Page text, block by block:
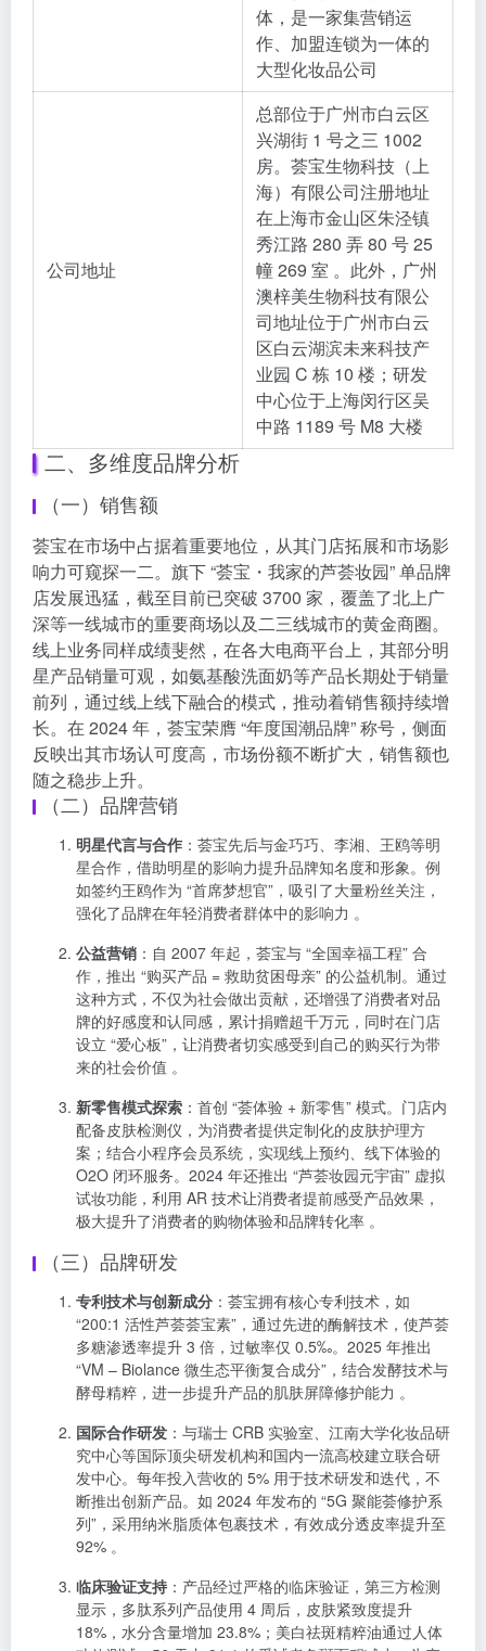
体，是一家集营销运
作、加盟连锁为一体的
大型化妆品公司
公司地址
总部位于广州市白云区
兴湖街 1 号之三 1002
房。荟宝生物科技（上
海）有限公司注册地址
在上海市金山区朱泾镇
秀江路 280 弄 80 号 25
幢 269 室 。此外，广州
澳梓美生物科技有限公
司地址位于广州市白云
区白云湖滨未来科技产
业园 C 栋 10 楼；研发
中心位于上海闵行区吴
中路 1189 号 M8 大楼
二、多维度品牌分析
（一）销售额
荟宝在市场中占据着重要地位，从其门店拓展和市场影
响力可窥探一二。旗下 “荟宝・我家的芦荟妆园” 单品牌
店发展迅猛，截至目前已突破 3700 家，覆盖了北上广
深等一线城市的重要商场以及二三线城市的黄金商圈。
线上业务同样成绩斐然，在各大电商平台上，其部分明
星产品销量可观，如氨基酸洗面奶等产品长期处于销量
前列，通过线上线下融合的模式，推动着销售额持续增
长。在 2024 年，荟宝荣膺 “年度国潮品牌” 称号，侧面
反映出其市场认可度高，市场份额不断扩大，销售额也
随之稳步上升。
（二）品牌营销
明星代言与合作 ：荟宝先后与金巧巧、李湘、王鸥等明
星合作，借助明星的影响力提升品牌知名度和形象。例
如签约王鸥作为 “首席梦想官”，吸引了大量粉丝关注，
强化了品牌在年轻消费者群体中的影响力 。
公益营销 ：自 2007 年起，荟宝与 “全国幸福工程” 合
作，推出 “购买产品 = 救助贫困母亲” 的公益机制。通过
这种方式，不仅为社会做出贡献，还增强了消费者对品
牌的好感度和认同感，累计捐赠超千万元，同时在门店
设立 “爱心板”，让消费者切实感受到自己的购买行为带
来的社会价值 。
新零售模式探索 ：首创 “荟体验 + 新零售” 模式。门店内
配备皮肤检测仪，为消费者提供定制化的皮肤护理方
案；结合小程序会员系统，实现线上预约、线下体验的
O2O 闭环服务。2024 年还推出 “芦荟妆园元宇宙” 虚拟
试妆功能，利用 AR 技术让消费者提前感受产品效果，
极大提升了消费者的购物体验和品牌转化率 。
（三）品牌研发
专利技术与创新成分 ：荟宝拥有核心专利技术，如
“200:1 活性芦荟荟宝素”，通过先进的酶解技术，使芦荟
多糖渗透率提升 3 倍，过敏率仅 0.5‰。2025 年推出
“VM – Biolance 微生态平衡复合成分”，结合发酵技术与
酵母精粹，进一步提升产品的肌肤屏障修护能力 。
国际合作研发 ：与瑞士 CRB 实验室、江南大学化妆品研
究中心等国际顶尖研发机构和国内一流高校建立联合研
发中心。每年投入营收的 5% 用于技术研发和迭代，不
断推出创新产品。如 2024 年发布的 “5G 聚能荟修护系
列”，采用纳米脂质体包裹技术，有效成分透皮率提升至
92% 。
临床验证支持 ：产品经过严格的临床验证，第三方检测
显示，多肽系列产品使用 4 周后，皮肤紧致度提升
18%，水分含量增加 23.8%；美白祛斑精粹油通过人体